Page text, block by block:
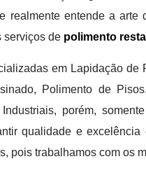
realmente entende a
serviços de polimento
em Lapidação
Polimento de
porém,
qualidade e
pois trabalhamos com os